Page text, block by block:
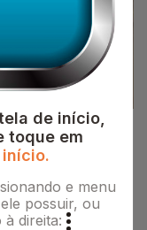
CABINE
de início,
toque em
e menu
possuir, ou
direita: